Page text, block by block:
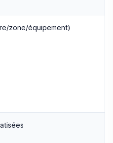
zone/équipement)